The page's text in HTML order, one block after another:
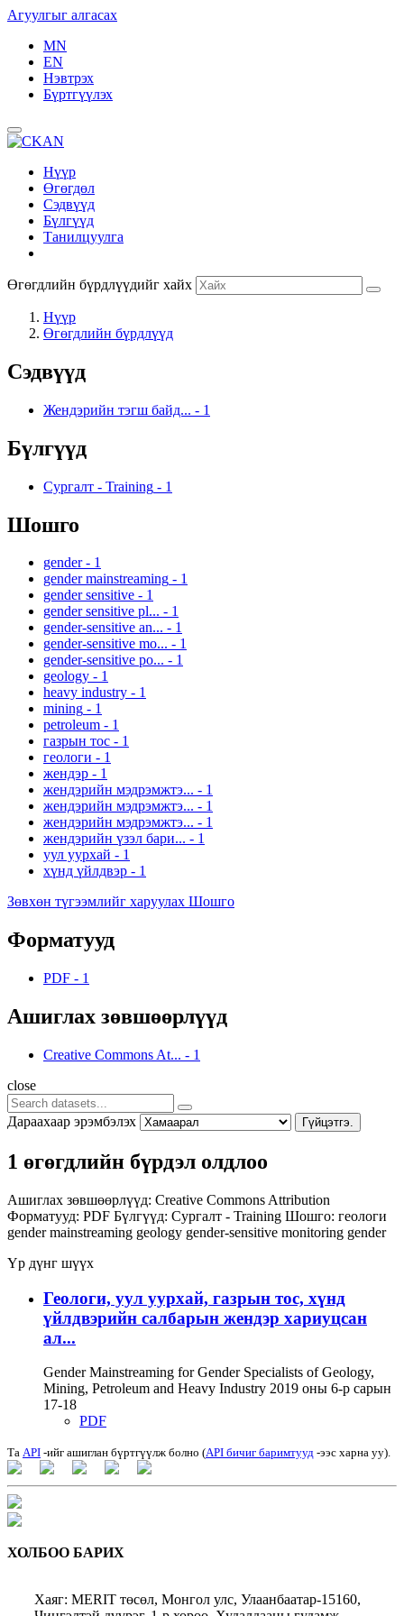
Агуулгыг алгасах
MN
EN
Нэвтрэх
Бүртгүүлэх
Нүүр
Өгөгдөл
Сэдвүүд
Бүлгүүд
Танилцуулга
Өгөгдлийн бүрдлүүдийг хайх
Нүүр
Өгөгдлийн бүрдлүүд
Сэдвүүд
Жендэрийн тэгш байд... - 1
Бүлгүүд
Сургалт - Training - 1
Шошго
gender - 1
gender mainstreaming - 1
gender sensitive - 1
gender sensitive pl... - 1
gender-sensitive an... - 1
gender-sensitive mo... - 1
gender-sensitive po... - 1
geology - 1
heavy industry - 1
mining - 1
petroleum - 1
газрын тос - 1
геологи - 1
жендэр - 1
жендэрийн мэдрэмжтэ... - 1
жендэрийн мэдрэмжтэ... - 1
жендэрийн мэдрэмжтэ... - 1
жендэрийн үзэл бари... - 1
уул уурхай - 1
хүнд үйлдвэр - 1
Зөвхөн түгээмлийг харуулах Шошго
Форматууд
PDF - 1
Ашиглах зөвшөөрлүүд
Creative Commons At... - 1
close
Дараахаар эрэмбэлэх Гүйцэтгэ.
1 өгөгдлийн бүрдэл олдлоо
Ашиглах зөвшөөрлүүд: Creative Commons Attribution
Форматууд: PDF Бүлгүүд: Сургалт - Training Шошго: геологи
gender mainstreaming geology gender-sensitive monitoring gender
Үр дүнг шүүх
Геологи, уул уурхай, газрын тос, хүнд
үйлдвэрийн салбарын жендэр хариуцсан
ал...
Gender Mainstreaming for Gender Specialists of Geology,
Mining, Petroleum and Heavy Industry 2019 оны 6-р сарын
17-18
PDF
Та API -ийг ашиглан бүртгүүлж болно (API бичиг баримтууд -ээс харна уу).
ХОЛБОО БАРИХ
Хаяг: MERIT төсөл, Монгол улс, Улаанбаатар-15160,